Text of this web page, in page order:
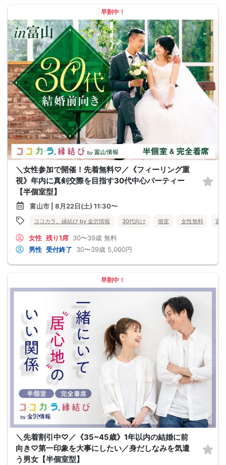
早割中！
＼女性参加で開催！先着無料♡／《フィーリング重
視》年内に真剣交際を目指す30代中心パーティー
【半個室型】
富山市 | 8月22日(土) 11:30〜
ココカラ。縁結び by 金沢情報 30代向け 個室 女性無料 富
女性 残り1席 30〜39歳 無料
男性 受付終了 30〜39歳 5,000円
早割中！
＼先着割引中♡／《35~45歳》1年以内の結婚に前
向き♡第一印象を大事にしたい／身だしなみを気遣
う男女【半個室型】